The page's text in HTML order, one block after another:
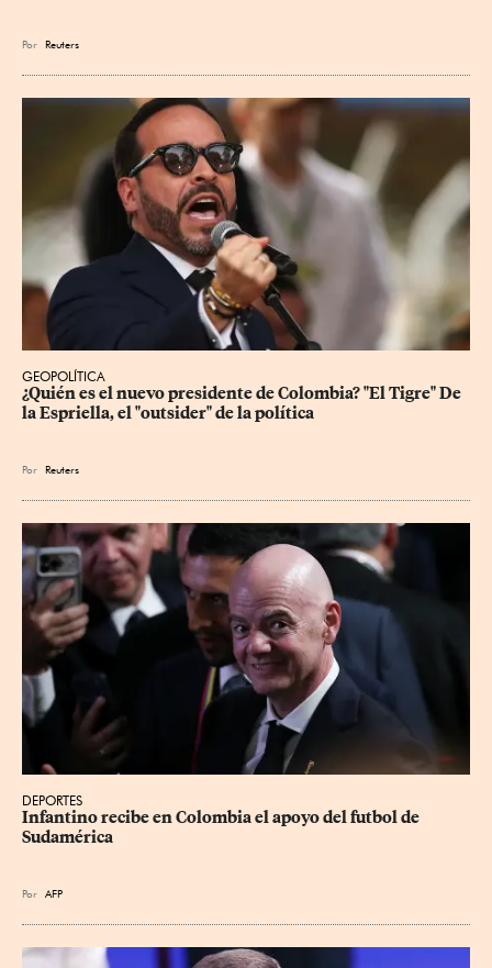
Por Reuters
GEOPOLÍTICA
¿Quién es el nuevo presidente de Colombia? "El Tigre" De
la Espriella, el "outsider" de la política
Por Reuters
DEPORTES
Infantino recibe en Colombia el apoyo del futbol de
Sudamérica
Por AFP